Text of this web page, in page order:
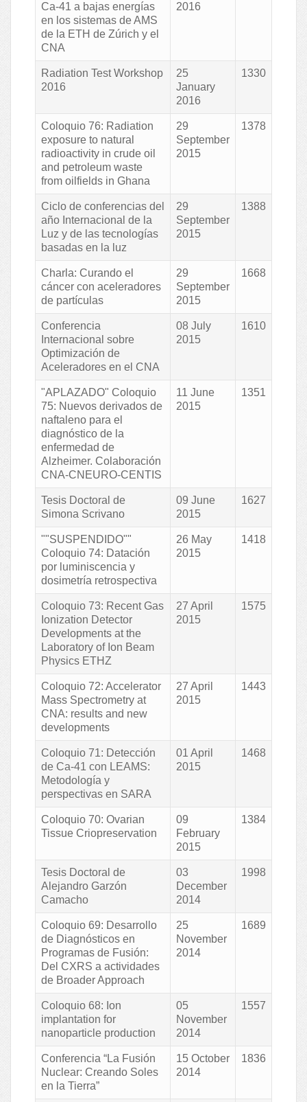
Ca-41 a bajas energías
en los sistemas de AMS
de la ETH de Zúrich y el
CNA
2016
Radiation Test Workshop
2016
25
January
2016
1330
Coloquio 76: Radiation
exposure to natural
radioactivity in crude oil
and petroleum waste
from oilfields in Ghana
29
September
2015
1378
Ciclo de conferencias del
año Internacional de la
Luz y de las tecnologías
basadas en la luz
29
September
2015
1388
Charla: Curando el
cáncer con aceleradores
de partículas
29
September
2015
1668
Conferencia
Internacional sobre
Optimización de
Aceleradores en el CNA
08 July
2015
1610
"APLAZADO" Coloquio
75: Nuevos derivados de
naftaleno para el
diagnóstico de la
enfermedad de
Alzheimer. Colaboración
CNA-CNEURO-CENTIS
11 June
2015
1351
Tesis Doctoral de
Simona Scrivano
09 June
2015
1627
""SUSPENDIDO""
Coloquio 74: Datación
por luminiscencia y
dosimetría retrospectiva
26 May
2015
1418
Coloquio 73: Recent Gas
Ionization Detector
Developments at the
Laboratory of Ion Beam
Physics ETHZ
27 April
2015
1575
Coloquio 72: Accelerator
Mass Spectrometry at
CNA: results and new
developments
27 April
2015
1443
Coloquio 71: Detección
de Ca-41 con LEAMS:
Metodología y
perspectivas en SARA
01 April
2015
1468
Coloquio 70: Ovarian
Tissue Criopreservation
09
February
2015
1384
Tesis Doctoral de
Alejandro Garzón
Camacho
03
December
2014
1998
Coloquio 69: Desarrollo
de Diagnósticos en
Programas de Fusión:
Del CXRS a actividades
de Broader Approach
25
November
2014
1689
Coloquio 68: Ion
implantation for
nanoparticle production
05
November
2014
1557
Conferencia “La Fusión
Nuclear: Creando Soles
en la Tierra”
15 October
2014
1836